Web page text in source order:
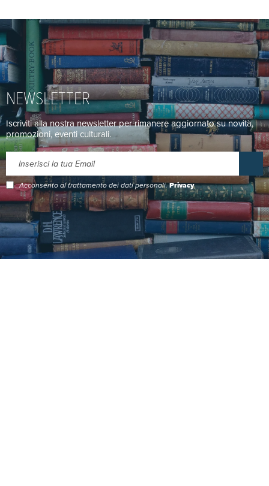
NEWSLETTER
Iscriviti alla nostra newsletter per rimanere aggiornato su novità,
promozioni, eventi culturali.
Acconsento al trattamento dei dati personali.Privacy